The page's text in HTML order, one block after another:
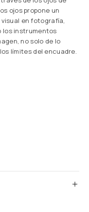
ojos propone un
en fotografía,
los instrumentos
no solo de lo
límites del encuadre.